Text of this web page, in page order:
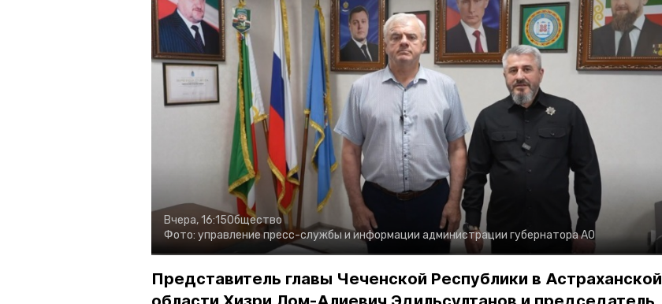
Вчера, 16:15Общество
Фото: управление пресс-службы и информации администрации губернатора АО
Представитель главы Чеченской Республики в Астраханской